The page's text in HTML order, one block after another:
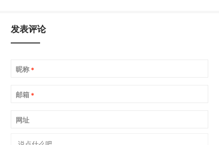
发表评论
昵称 *
邮箱 *
网址